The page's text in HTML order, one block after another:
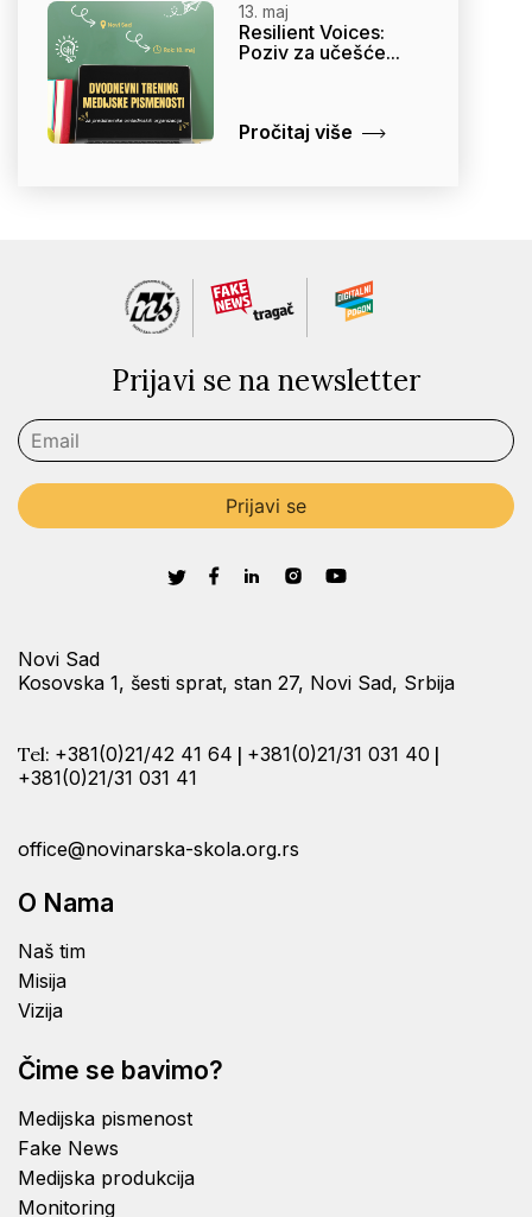
13. maj
Resilient Voices:
Poziv za učešće...
Pročitaj više
Prijavi se na newsletter
O Nama
Naš tim
Misija
Vizija
Čime se bavimo?
Medijska pismenost
Fake News
Medijska produkcija
Monitoring
Novi Sad
Kosovska 1, šesti sprat, stan 27, Novi Sad, Srbija
Tel: +381(0)21/42 41 64 | +381(0)21/31 031 40 |
+381(0)21/31 031 41
office@novinarska-skola.org.rs